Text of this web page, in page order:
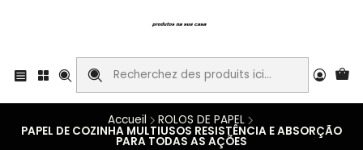
Accueil ROLOS DE PAPEL
PAPEL DE COZINHA MULTIUSOS RESISTÊNCIA E ABSORÇÃO
PARA TODAS AS AÇÕES